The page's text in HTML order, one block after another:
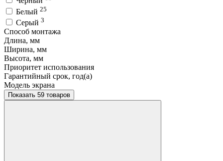
Белый 25
Серый 3
Способ монтажа
Длина, мм
Ширина, мм
Высота, мм
Приоритет использования
Гарантийный срок, год(а)
Модель экрана
Показать 59 товаров